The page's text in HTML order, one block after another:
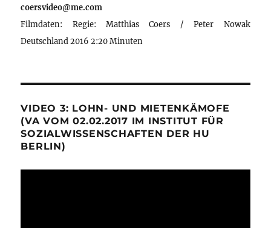
coersvideo@me.com
Filmdaten: Regie: Matthias Coers / Peter Nowak
Deutschland 2016 2:20 Minuten
VIDEO 3: LOHN- UND MIETENKÄMOFE
(VA VOM 02.02.2017 IM INSTITUT FÜR
SOZIALWISSENSCHAFTEN DER HU
BERLIN)